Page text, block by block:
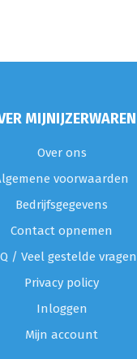
MIJNIJZERWAREN
Over ons
voorwaarden
Bedrijfsgegevens
Contact opnemen
/ Veel gestelde vragen
Privacy policy
Inloggen
Mijn account